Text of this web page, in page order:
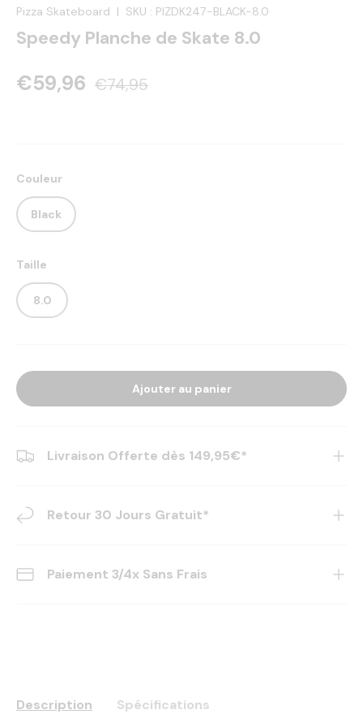
Pizza Skateboard | SKU : PIZDK247-BLACK-8.0
Speedy Planche de Skate 8.0
€59,96 €74,95
Couleur
Black
Taille
8.0
Ajouter au panier
Livraison Offerte dès 149,95€*
Retour 30 Jours Gratuit*
Paiement 3/4x Sans Frais
Description Spécifications